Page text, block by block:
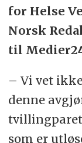
for Helse
Norsk
til
– Vi vet
denne
som er